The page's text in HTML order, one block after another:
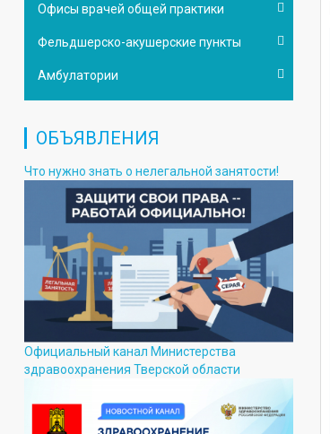
Офисы врачей общей практики
Фельдшерско-акушерские пункты
Амбулатории
ОБЪЯВЛЕНИЯ
Что нужно знать о нелегальной занятости!
Официальный канал Министерства
здравоохранения Тверской области